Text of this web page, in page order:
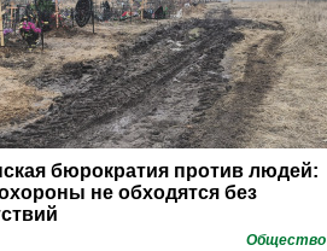
бюрократия против людей:
не обходятся без
Общество